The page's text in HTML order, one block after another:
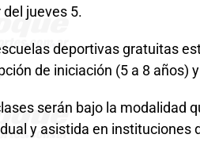
del jueves 5.
deportivas gratuitas
de iniciación (5 a 8 años)
serán bajo la modalidad
y asistida en instituciones